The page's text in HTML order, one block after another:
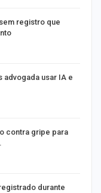
registro que
advogada usar IA e
contra gripe para
durante